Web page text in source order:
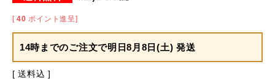
[ 40 ポイント進呈]
14時までのご注文で明日8月8日(土) 発送
送料込